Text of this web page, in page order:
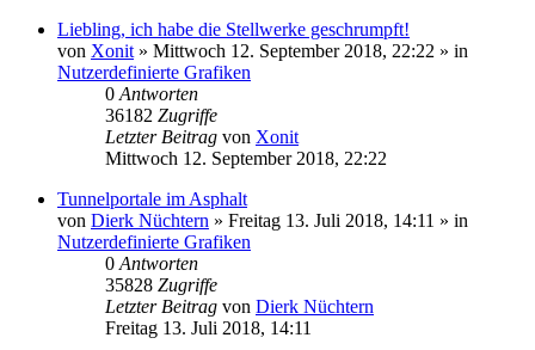
Liebling, ich habe die Stellwerke geschrumpft!
von Xonit » Mittwoch 12. September 2018, 22:22 » in
Nutzerdefinierte Grafiken
0 Antworten
36182 Zugriffe
Letzter Beitrag von Xonit
Mittwoch 12. September 2018, 22:22
Tunnelportale im Asphalt
von Dierk Nüchtern » Freitag 13. Juli 2018, 14:11 » in
Nutzerdefinierte Grafiken
0 Antworten
35828 Zugriffe
Letzter Beitrag von Dierk Nüchtern
Freitag 13. Juli 2018, 14:11